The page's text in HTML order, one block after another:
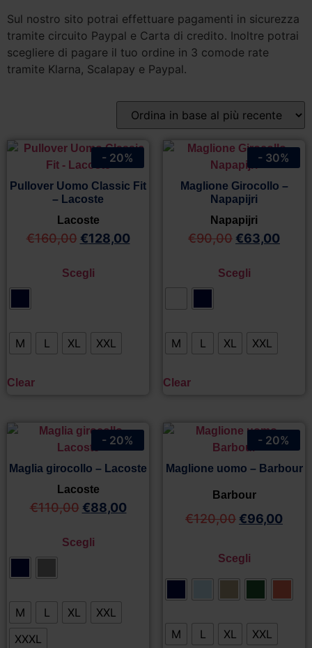
Sul nostro sito potrai effettuare pagamenti in sicurezza
tramite circuito Paypal e Carta di credito. Inoltre potrai
scegliere di pagare il tuo ordine in 3 comode rate
tramite Klarna, Scalapay e Paypal.
Pullover Uomo Classic Fit
– Lacoste
Lacoste
€160,00 €128,00
Scegli
M L XL XXL
Clear
- 20%
Maglione Girocollo –
Napapijri
Napapijri
€90,00 €63,00
Scegli
M L XL XXL
Clear
- 30%
Maglia girocollo – Lacoste
Lacoste
€110,00 €88,00
Scegli
M L XL
XXL
XXXL
- 20%
Maglione uomo – Barbour
Barbour
€120,00 €96,00
Scegli
M L XL XXL
- 20%